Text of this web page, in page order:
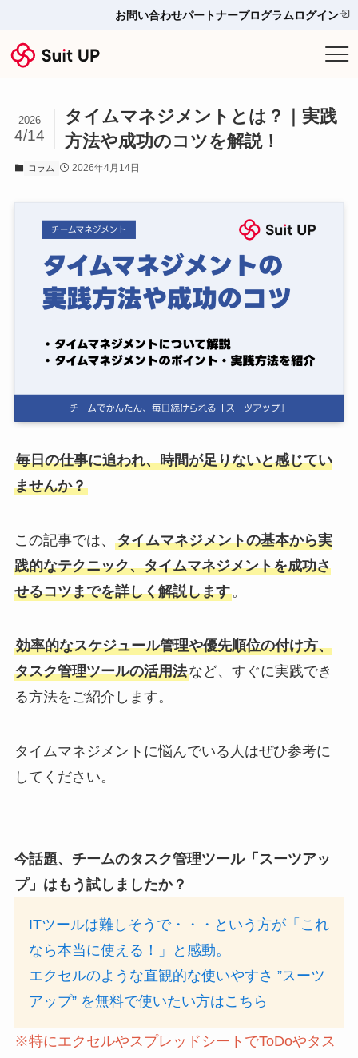
プランと料金
他ツールとの比較＆選び方
お役立ち情報
お問い合わせ
お問い合わせパートナープログラムログイン
タイムマネジメントとは？｜実践
方法や成功のコツを解説！
2026
4/14
コラム 2026年4月14日
毎日の仕事に追われ、時間が足りないと感じてい
ませんか？
この記事では、 タイムマネジメントの基本から実
践的なテクニック、タイムマネジメントを成功さ
せるコツまでを詳しく解説します。
効率的なスケジュール管理や優先順位の付け方、
タスク管理ツールの活用法など、すぐに実践でき
る方法をご紹介します。
タイムマネジメントに悩んでいる人はぜひ参考に
してください。
今話題、チームのタスク管理ツール「スーツアッ
プ」はもう試しましたか？
ITツールは難しそうで・・・という方が「これ
なら本当に使える！」と感動。
エクセルのような直観的な使いやすさ ”スーツ
アップ” を無料で使いたい方はこちら
※特にエクセルやスプレッドシートでToDoやタス